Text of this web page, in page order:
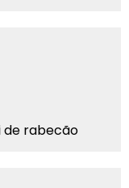
de rabecão